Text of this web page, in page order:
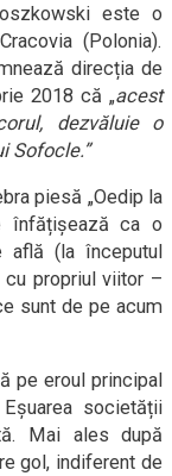
este o
(Polonia).
direcția de
2018 că „acest
dezvăluie o
Sofocle.”
piesă „Oedip la
înfățișează ca o
(la începutul
cu propriul viitor –
sunt de pe acum
pe eroul principal
societății
Mai ales după
gol, indiferent de